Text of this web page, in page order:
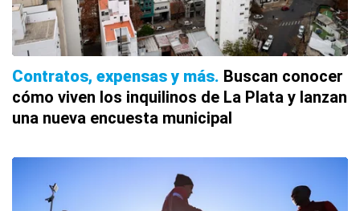
Contratos, expensas y más Buscan conocer
cómo viven los inquilinos de La Plata y lanzan
una nueva encuesta municipal